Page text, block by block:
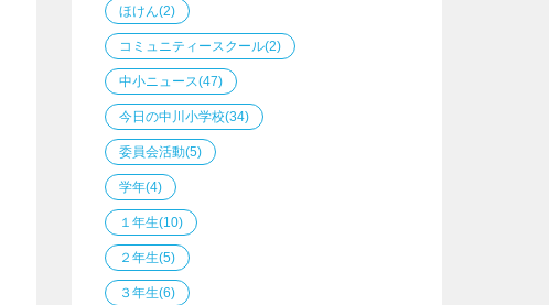
ほけん(2)
コミュニティースクール(2)
中小ニュース(47)
今日の中川小学校(34)
委員会活動(5)
学年(4)
１年生(10)
２年生(5)
３年生(6)